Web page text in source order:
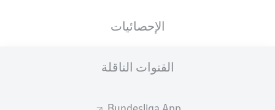
الإحصائيات
القنوات الناقلة